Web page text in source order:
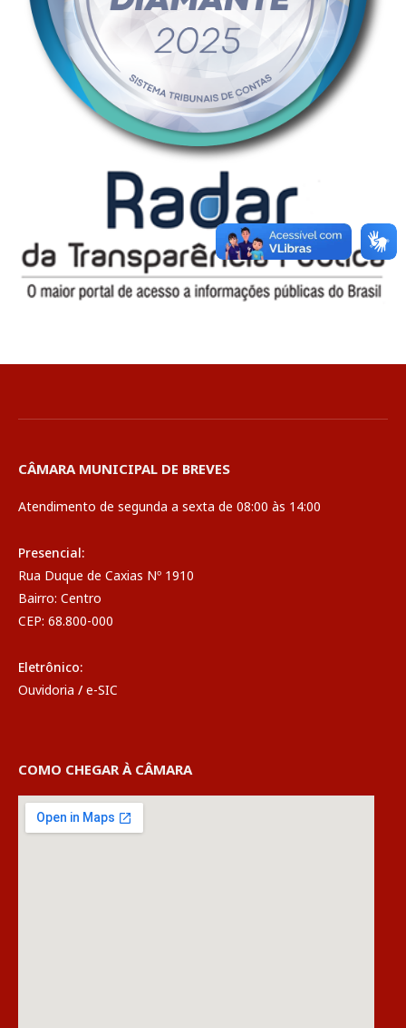
CÂMARA MUNICIPAL DE BREVES
Atendimento de segunda a sexta de 08:00 às 14:00
Presencial:
Rua Duque de Caxias Nº 1910
Bairro: Centro
CEP: 68.800-000
Eletrônico:
Ouvidoria / e-SIC
COMO CHEGAR À CÂMARA